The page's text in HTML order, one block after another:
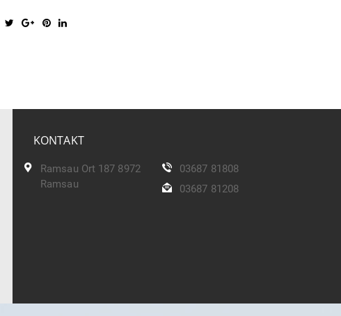
KONTAKT
Ramsau Ort 187 8972
Ramsau
03687 81808
03687 81208